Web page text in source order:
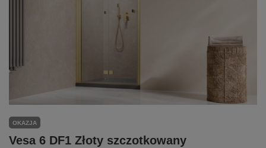
OKAZJA
Vesa 6 DF1 Złoty szczotkowany